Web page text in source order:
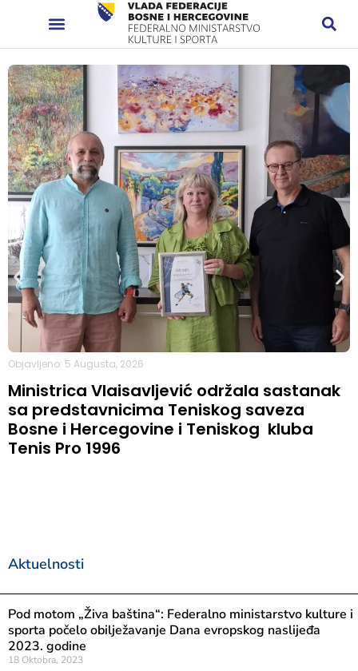
Objavljeno: 5 Augusta, 2026
Ministrica Vlaisavljević održala sastanak
sa predstavnicima Teniskog saveza
Bosne i Hercegovine i Teniskog kluba
Tenis Pro 1996
Aktuelnosti
Pod motom „Živa baština“: Federalno ministarstvo kulture i
sporta počelo obilježavanje Dana evropskog naslijeđa
2023. godine
18 Oktobra, 2023